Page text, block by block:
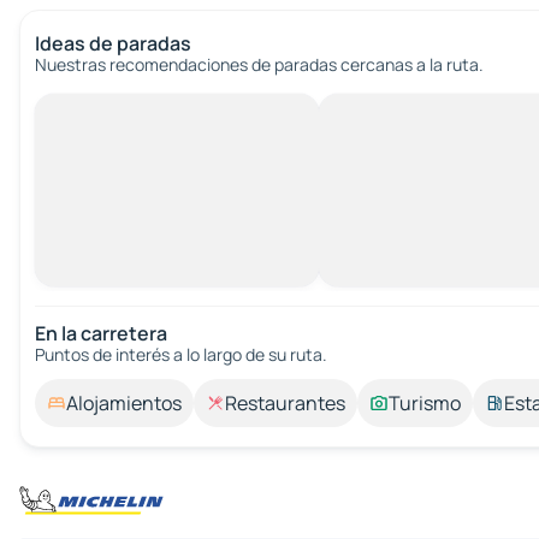
Ideas de paradas
Nuestras recomendaciones de paradas cercanas a la ruta.
En la carretera
Puntos de interés a lo largo de su ruta.
Alojamientos Restaurantes Turismo